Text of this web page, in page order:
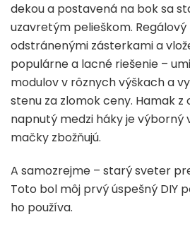
dekou a postavená na bok sa
uzavretým pelieškom. Regálový
odstránenými zásterkami a
populárne a lacné riešenie –
modulov v rôznych výškach a
stenu za zlomok ceny. Hamak z
napnutý medzi háky je výborný
mačky zbožňujú.
A samozrejme – starý sveter
Toto bol môj prvý úspešný DIY
ho používa.